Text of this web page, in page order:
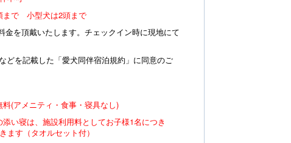
まで 小型犬は2頭まで
金を頂戴いたします。チェックイン時に現地にて
どを記載した「愛犬同伴宿泊規約」に同意のご
(アメニティ・食事・寝具なし)
い寝は、施設利用料としてお子様1名につき
ます（タオルセット付）